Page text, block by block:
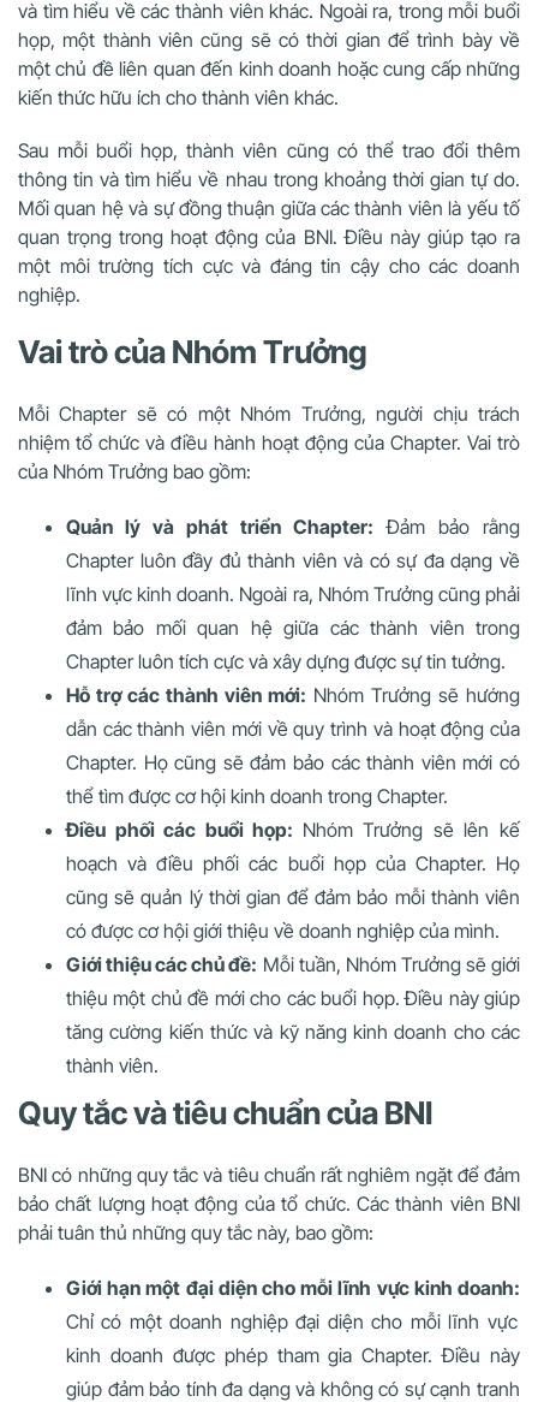
và tìm hiểu về các thành viên khác. Ngoài ra, trong mỗi buổi
họp, một thành viên cũng sẽ có thời gian để trình bày về
một chủ đề liên quan đến kinh doanh hoặc cung cấp những
kiến thức hữu ích cho thành viên khác.
Sau mỗi buổi họp, thành viên cũng có thể trao đổi thêm
thông tin và tìm hiểu về nhau trong khoảng thời gian tự do.
Mối quan hệ và sự đồng thuận giữa các thành viên là yếu tố
quan trọng trong hoạt động của BNI. Điều này giúp tạo ra
một môi trường tích cực và đáng tin cậy cho các doanh
nghiệp.
Vai trò của Nhóm Trưởng
Mỗi Chapter sẽ có một Nhóm Trưởng, người chịu trách
nhiệm tổ chức và điều hành hoạt động của Chapter. Vai trò
của Nhóm Trưởng bao gồm:
Quản lý và phát triển Chapter: Đảm bảo rằng
Chapter luôn đầy đủ thành viên và có sự đa dạng về
lĩnh vực kinh doanh. Ngoài ra, Nhóm Trưởng cũng phải
đảm bảo mối quan hệ giữa các thành viên trong
Chapter luôn tích cực và xây dựng được sự tin tưởng.
Hỗ trợ các thành viên mới: Nhóm Trưởng sẽ hướng
dẫn các thành viên mới về quy trình và hoạt động của
Chapter. Họ cũng sẽ đảm bảo các thành viên mới có
thể tìm được cơ hội kinh doanh trong Chapter.
Điều phối các buổi họp: Nhóm Trưởng sẽ lên kế
hoạch và điều phối các buổi họp của Chapter. Họ
cũng sẽ quản lý thời gian để đảm bảo mỗi thành viên
có được cơ hội giới thiệu về doanh nghiệp của mình.
Giới thiệu các chủ đề: Mỗi tuần, Nhóm Trưởng sẽ giới
thiệu một chủ đề mới cho các buổi họp. Điều này giúp
tăng cường kiến thức và kỹ năng kinh doanh cho các
thành viên.
Quy tắc và tiêu chuẩn của BNI
BNI có những quy tắc và tiêu chuẩn rất nghiêm ngặt để đảm
bảo chất lượng hoạt động của tổ chức. Các thành viên BNI
phải tuân thủ những quy tắc này, bao gồm:
Giới hạn một đại diện cho mỗi lĩnh vực kinh doanh:
Chỉ có một doanh nghiệp đại diện cho mỗi lĩnh vực
kinh doanh được phép tham gia Chapter. Điều này
giúp đảm bảo tính đa dạng và không có sự cạnh tranh